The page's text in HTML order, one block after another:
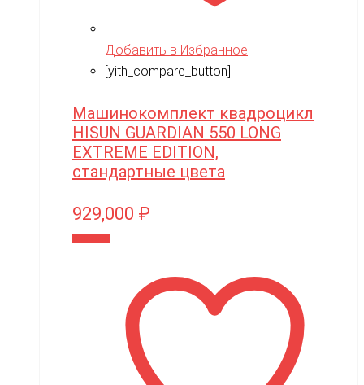
Добавить в Избранное
[yith_compare_button]
Машинокомплект квадроцикл
HISUN GUARDIAN 550 LONG
EXTREME EDITION,
стандартные цвета
929,000 ₽